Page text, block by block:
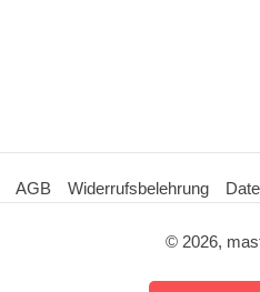
AGB Widerrufsbelehrung
© 2026,